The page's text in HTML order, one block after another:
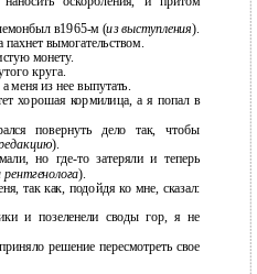
в1965-м (из выступления).
вымогательством.
монету.
круга.
из нее выпутать.
хорошая кормилица, а я попал в
повернуть дело так, чтобы
).
но где-то затеряли и теперь
).
так как, подойдя ко мне, сказал:
и позеленели своды гор, я не
решение пересмотреть свое